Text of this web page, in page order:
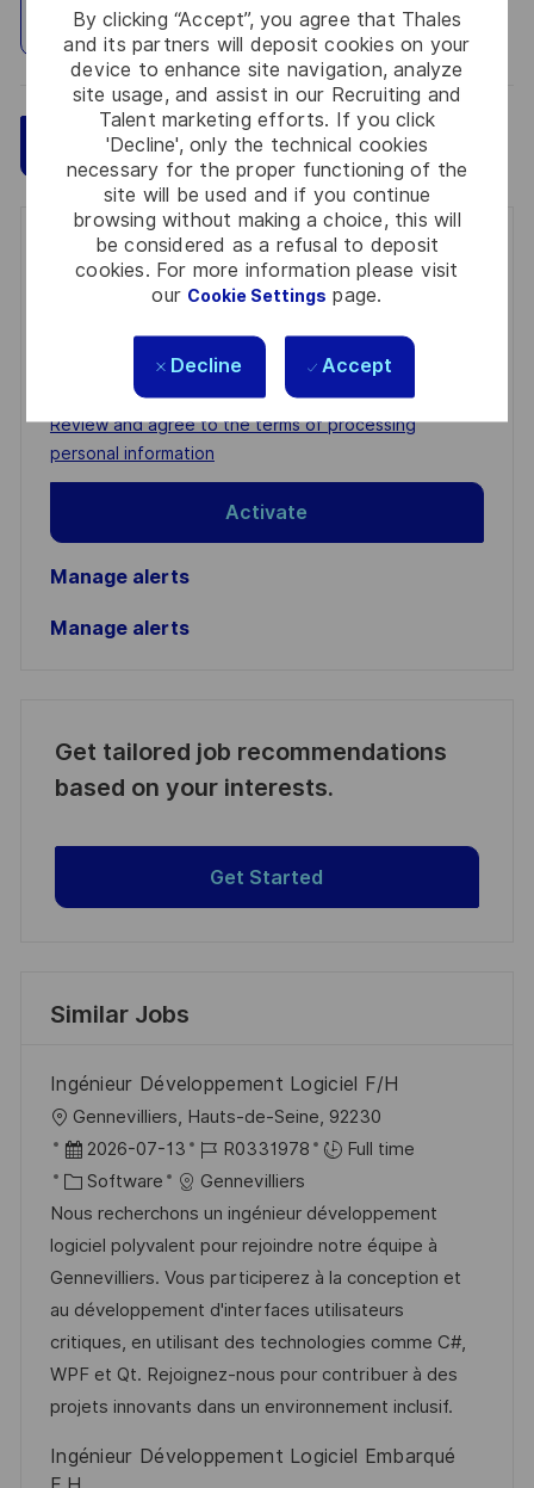
By clicking “Accept”, you agree that Thales
and its partners will deposit cookies on your
device to enhance site navigation, analyze
site usage, and assist in our Recruiting and
Talent marketing efforts. If you click
'Decline', only the technical cookies
necessary for the proper functioning of the
site will be used and if you continue
browsing without making a choice, this will
be considered as a refusal to deposit
cookies. For more information please visit
our Cookie Settings page.
Decline Accept
Explore Location
Apply Now Save
Get notified for similar jobs
You'll receive updates once a week
(Required)
Required
Review and agree to the terms of processing
personal information
Activate
Manage alerts
Manage alerts
Get tailored job recommendations
based on your interests.
Get Started
Similar Jobs
Ingénieur Développement Logiciel F/H
L
o
c
a
t
i
o
n
Gennevilliers, Hauts-de-Seine, 92230
P
o
s
t
e
d
D
a
t
2026-07-13
J
o
b
I
d
R0331978
Full time
C
a
t
e
g
o
r
y
Software
Gennevilliers
Nous recherchons un ingénieur développement
logiciel polyvalent pour rejoindre notre équipe à
Gennevilliers. Vous participerez à la conception et
au développement d'interfaces utilisateurs
critiques, en utilisant des technologies comme C#,
WPF et Qt. Rejoignez-nous pour contribuer à des
projets innovants dans un environnement inclusif.
Ingénieur Développement Logiciel Embarqué